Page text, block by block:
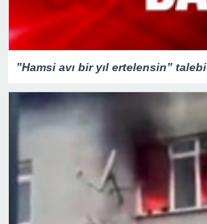
”Hamsi avı bir yıl ertelensin” talebi